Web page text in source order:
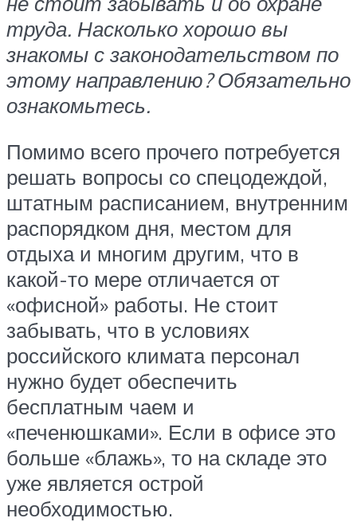
труда. Насколько хорошо вы
знакомы с законодательством по
этому направлению? Обязательно
ознакомьтесь.
Помимо всего прочего потребуется
решать вопросы со спецодеждой,
штатным расписанием, внутренним
распорядком дня, местом для
отдыха и многим другим, что в
какой-то мере отличается от
«офисной» работы. Не стоит
забывать, что в условиях
российского климата персонал
нужно будет обеспечить
бесплатным чаем и
«печенюшками». Если в офисе это
больше «блажь», то на складе это
уже является острой
необходимостью.